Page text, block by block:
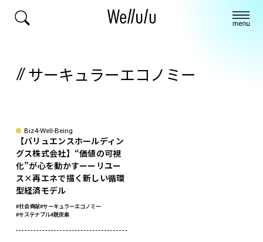
サーキュラーエコノミー
Biz4-Well-Being
【バリュエンスホールディン
グス株式会社】“価値の可視
化”が心を動かすーーリユー
ス×再エネで描く新しい循環
型経済モデル
#社会貢献#サーキュラーエコノミー
#サステナブル#脱炭素